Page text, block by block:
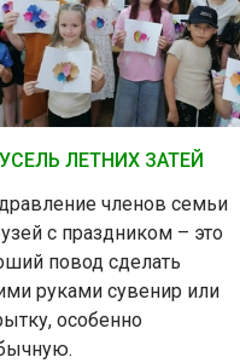
ЛЕТНИХ ЗАТЕЙ
членов семьи
с праздником – это
повод сделать
руками сувенир или
особенно